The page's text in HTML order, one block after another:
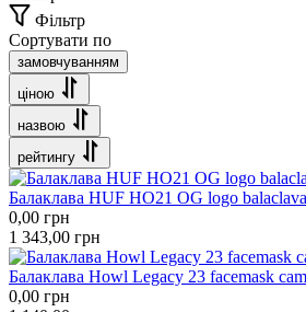
Фільтр
Сортувати по
замовчуванням
ціною
назвою
рейтингу
Балаклава HUF HO21 OG logo
0,00 грн
1 343,00 грн
Балаклава Howl Legacy 23 facemask
0,00 грн